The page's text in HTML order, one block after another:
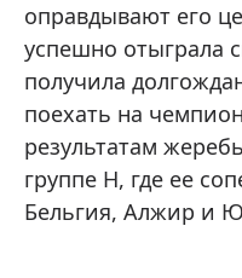
оправдывают его
успешно отыграла
получила
поехать на
результатам
группе Н, где ее
Бельгия, Алжир и